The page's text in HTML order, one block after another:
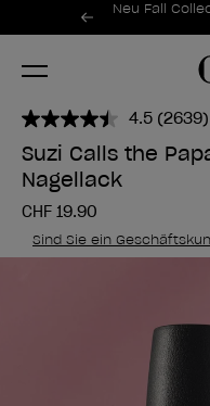
Neu Fall
Item 1 of 2
4.5 2639
Seite.
(2639)
Suzi Calls the
Nagellack
CHF 19.90
Sind Sie ein